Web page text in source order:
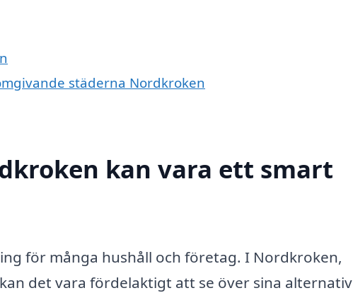
städerna Nordkroken
kan vara ett smart
för många hushåll och företag. I Nordkroken,
det vara fördelaktigt att se över sina alternativ